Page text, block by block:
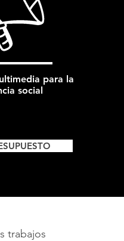
para la
social
trabajos